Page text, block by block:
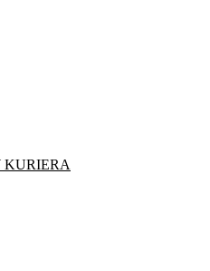
KURIERA